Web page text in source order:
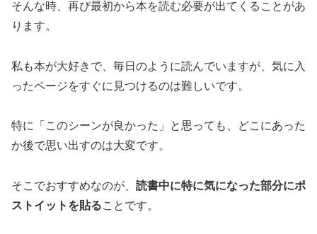
そんな時、再び最初から本を読む必要が出てくることがあ
ります。
私も本が大好きで、毎日のように読んでいますが、気に入
ったページをすぐに見つけるのは難しいです。
特に「このシーンが良かった」と思っても、どこにあった
か後で思い出すのは大変です。
そこでおすすめなのが、 読書中に特に気になった部分にポ
ストイットを貼ることです。